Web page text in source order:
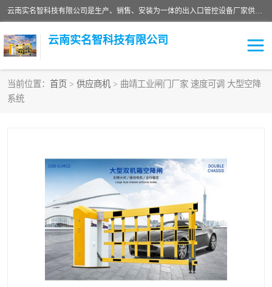
云南实名智科技有限公司是生产、销售、安装为一体的出入口管控设备厂家供应商。主营:电动伸缩门、道闸、广告道闸、重型空降闸、车牌识别、门禁通道、升降柱、岗亭、旗杆等智能设备。主营产品: 电动伸缩门,道闸门禁,车牌识别 生产、销售、安装为一体的出入口管控设备厂家源头供应商。
云南实名智科技有限公司
当前位置： 首页 > 供应商机 > 曲靖工业闸门厂家 速度可调 大型空降
系统
车牌识别门系列
升降门系列 通道闸系列
小门系列